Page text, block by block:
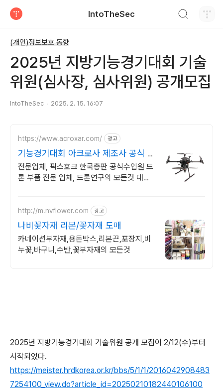
IntoTheSec
(개인)정보보호 동향
2025년 지방기능경기대회 기술
위원(심사장, 심사위원) 공개모집
IntoTheSec 2025. 2. 15. 16:07
https://www.acroxar.com/ 광고
기능경기대회 아크로사 제조사 공식 지
정 판매업체
전문업체, 픽스호크 한국총판 공식수입원 드
론 부품 전문 업체, 드론연구의 모든것 대량
http://m.nvflower.com 광고
나비꽃자재 리본/꽃자재 도매
카네이션부자재,용돈박스,리본끈,포장지,비
누꽃,바구니,수반,꽃부자재의 모든것
2025년 지방기능경기대회 기술위원 공개 모집이 2/12(수)부터
시작되었다.
https://meister.hrdkorea.or.kr/bbs/5/1/1/2016042908483
7254100_view.do?article_id=20250210182440106100